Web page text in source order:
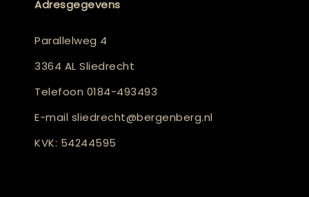
Adresgegevens
Parallelweg 4
3364 AL Sliedrecht
Telefoon 0184-493493
E-mail sliedrecht@bergenberg.nl
KVK: 54244595